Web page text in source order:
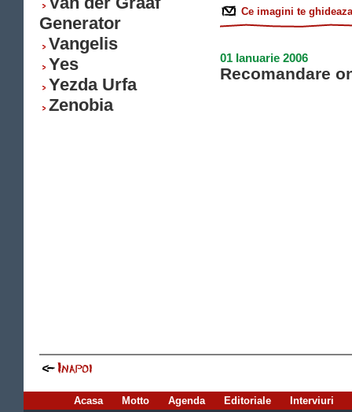
Generator
Vangelis
Yes
Yezda Urfa
Zenobia
Ce imagini te
01 Ianuarie 2006
Recomandare
Acasa Motto Agenda Editoriale Interviuri